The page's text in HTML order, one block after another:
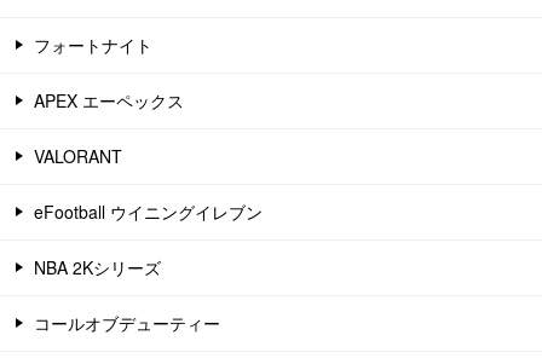
フォートナイト
APEX エーペックス
VALORANT
eFootball ウイニングイレブン
NBA 2Kシリーズ
コールオブデューティー